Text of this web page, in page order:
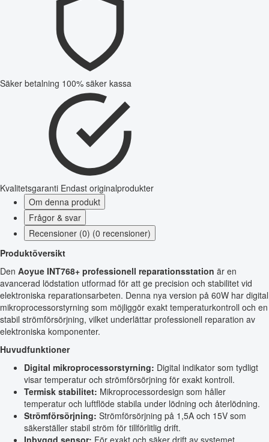
Säker betalning 100% säker kassa
Kvalitetsgaranti Endast originalprodukter
Om denna produkt
Frågor & svar
Recensioner (0) (0 recensioner)
Produktöversikt
Den Aoyue INT768+ professionell reparationsstation är en
avancerad lödstation utformad för att ge precision och stabilitet vid
elektroniska reparationsarbeten. Denna nya version på 60W har digital
mikroprocessorstyrning som möjliggör exakt temperaturkontroll och en
stabil strömförsörjning, vilket underlättar professionell reparation av
elektroniska komponenter.
Huvudfunktioner
Digital mikroprocessorstyrning: Digital indikator som tydligt
visar temperatur och strömförsörjning för exakt kontroll.
Termisk stabilitet: Mikroprocessordesign som håller
temperatur och luftflöde stabila under lödning och återlödning.
Strömförsörjning: Strömförsörjning på 1,5A och 15V som
säkerställer stabil ström för tillförlitlig drift.
Inbyggd sensor: För exakt och säker drift av systemet.